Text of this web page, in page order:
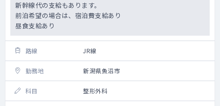
新幹線代の支給もあります。
前泊希望の場合は、宿泊費支給あり
昼食支給あり
路線 JR線
勤務地 新潟県魚沼市
科目 整形外科